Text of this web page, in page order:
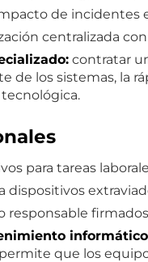
de incidentes
centralizada con
contratar
de los sistemas, la
para tareas
dispositivos
responsable
que los